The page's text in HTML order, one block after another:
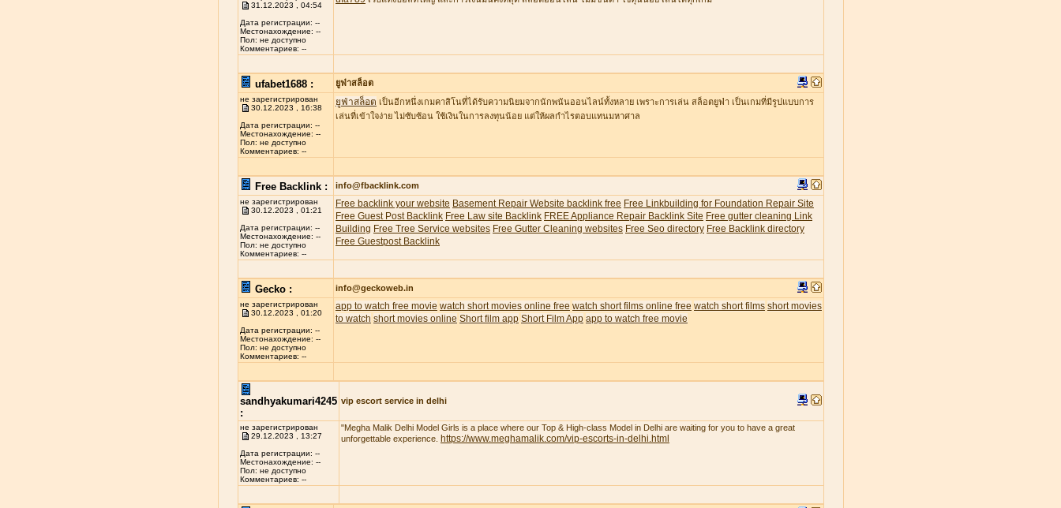
31.12.2023 , 04:54
Дата регистрации: --
Местонахождение: --
Пол: не доступно
Комментариев: --
ufabet1688 : ยูฟ่าสล็อต
не зарегистрирован
30.12.2023 , 16:38
Дата регистрации: --
Местонахождение: --
Пол: не доступно
Комментариев: --
ยูฟ่าสล็อต เป็นอีกหนึ่งเกมคาสิโนที่ได้รับความนิยมจากนักพนันออนไลน์ทั้งหลาย เพราะการเล่น สล็อตยูฟ่า เป็นเกมที่มีรูปแบบการ
เล่นที่เข้าใจง่าย ไม่ซับซ้อน ใช้เงินในการลงทุนน้อย แต่ให้ผลกำไรตอบแทนมหาศาล
Free Backlink : info@fbacklink.com
не зарегистрирован
30.12.2023 , 01:21
Дата регистрации: --
Местонахождение: --
Пол: не доступно
Комментариев: --
Free backlink your website Basement Repair Website backlink free Free Linkbuilding for Foundation Repair Site
Free Guest Post Backlink Free Law site Backlink FREE Appliance Repair Backlink Site Free gutter cleaning Link
Building Free Tree Service websites Free Gutter Cleaning websites Free Seo directory Free Backlink directory
Free Guestpost Backlink
Gecko : info@geckoweb.in
не зарегистрирован
30.12.2023 , 01:20
Дата регистрации: --
Местонахождение: --
Пол: не доступно
Комментариев: --
app to watch free movie watch short movies online free watch short films online free watch short films short movies
to watch short movies online Short film app Short Film App app to watch free movie
sandhyakumari4245
:
vip escort service in delhi
не зарегистрирован
29.12.2023 , 13:27
Дата регистрации: --
Местонахождение: --
Пол: не доступно
Комментариев: --
"Megha Malik Delhi Model Girls is a place where our Top & High-class Model in Delhi are waiting for you to have a great
unforgettable experience.
https://www.meghamalik.com/vip-escorts-in-delhi.html